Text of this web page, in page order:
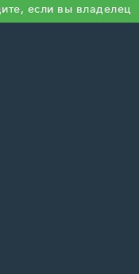
если вы владелец